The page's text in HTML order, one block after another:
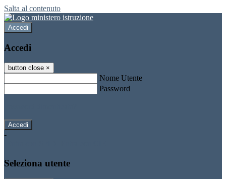
Salta al contenuto
Accedi
Accedi
button close ×
Nome Utente
Password
-
Seleziona utente